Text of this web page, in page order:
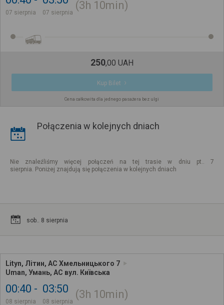
07 sierpnia 07 sierpnia
3h 10min
250,00 UAH
Kup Bilet
Cena całkowita dla jednego pasażera bez ulgi
Połączenia w kolejnych dniach
Nie znaleźliśmy więcej połączeń na tej trasie w dniu pt.. 7
sierpnia. Poniżej znajdują się połączenia w kolejnych dniach
sob.. 8 sierpnia
Lityn, Літин, АС Хмельницького 7
Uman, Умань, АС вул. Київська
00:40
08 sierpnia
03:50
08 sierpnia
3h 10min